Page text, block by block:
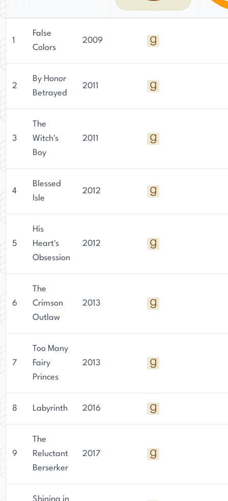
1
False
Colors
2009
2
By Honor
Betrayed
2011
3
The
Witch's
Boy
2011
4
Blessed
Isle
2012
5
His
Heart's
Obsession
2012
6
The
Crimson
Outlaw
2013
7
Too Many
Fairy
Princes
2013
8 Labyrinth 2016
9
The
Reluctant
Berserker
2017
Shining in